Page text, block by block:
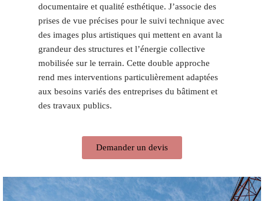
documentaire et qualité esthétique. J’associe des
prises de vue précises pour le suivi technique avec
des images plus artistiques qui mettent en avant la
grandeur des structures et l’énergie collective
mobilisée sur le terrain. Cette double approche
rend mes interventions particulièrement adaptées
aux besoins variés des entreprises du bâtiment et
des travaux publics.
Demander un devis